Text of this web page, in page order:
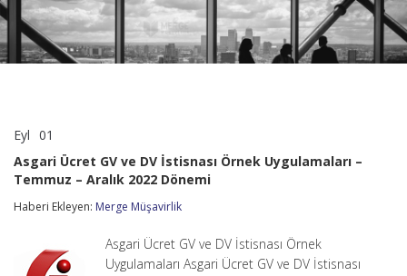
Eyl 01
GV
ve
İstisnası
Uygulamaları
Asgari Ücret GV ve DV İstisnası Örnek Uygulamaları –
Temmuz – Aralık 2022 Dönemi
Haberi Ekleyen: Merge Müşavirlik
Asgari Ücret GV ve DV İstisnası Örnek
Uygulamaları Asgari Ücret GV ve DV İstisnası